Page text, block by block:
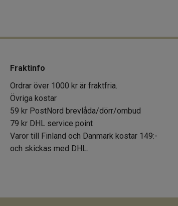
Fraktinfo
Ordrar över 1000 kr är fraktfria.
Övriga kostar
59 kr PostNord brevlåda/dörr/ombud
79 kr DHL service point
Varor till Finland och Danmark kostar 149:-
och skickas med DHL.